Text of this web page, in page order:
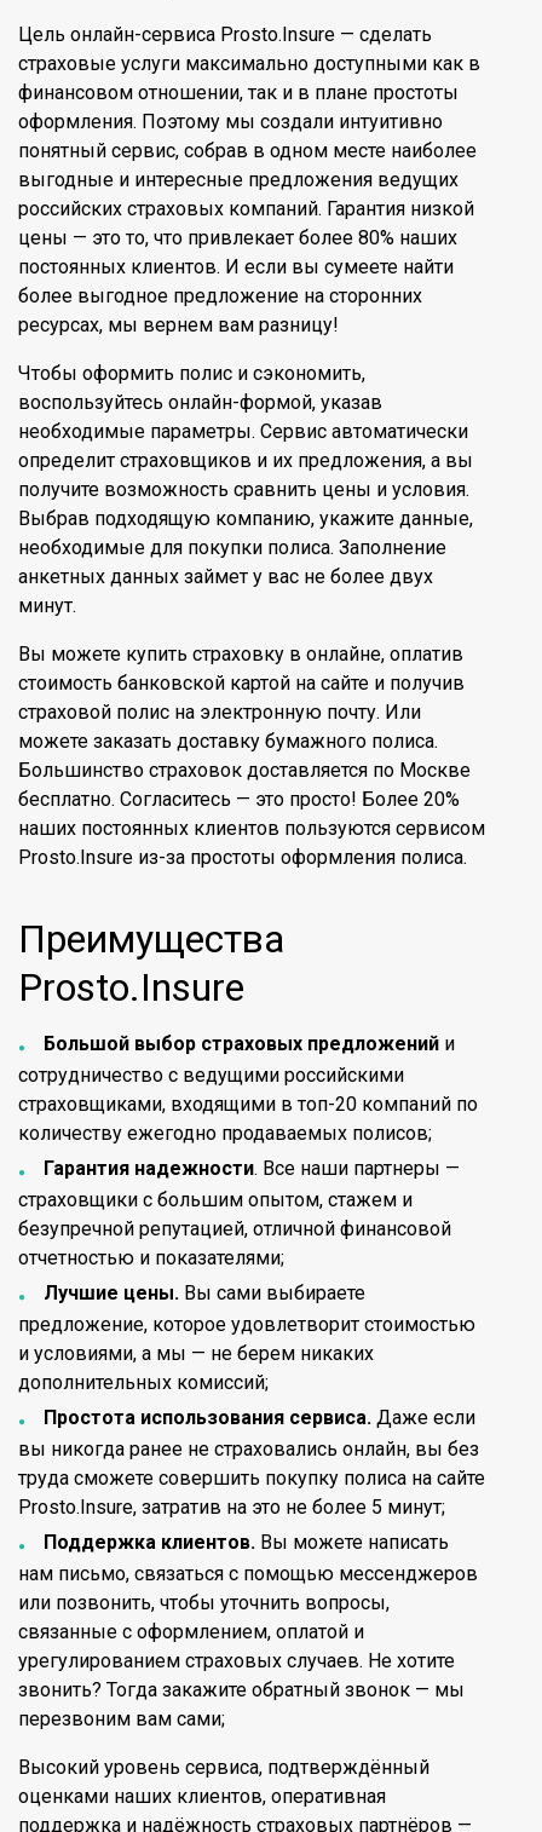
Цель онлайн-сервиса Prosto.Insure — сделать
страховые услуги максимально доступными как в
финансовом отношении, так и в плане простоты
оформления. Поэтому мы создали интуитивно
понятный сервис, собрав в одном месте наиболее
выгодные и интересные предложения ведущих
российских страховых компаний. Гарантия низкой
цены — это то, что привлекает более 80% наших
постоянных клиентов. И если вы сумеете найти
более выгодное предложение на сторонних
ресурсах, мы вернем вам разницу!
Чтобы оформить полис и сэкономить,
воспользуйтесь онлайн-формой, указав
необходимые параметры. Сервис автоматически
определит страховщиков и их предложения, а вы
получите возможность сравнить цены и условия.
Выбрав подходящую компанию, укажите данные,
необходимые для покупки полиса. Заполнение
анкетных данных займет у вас не более двух
минут.
Вы можете купить страховку в онлайне, оплатив
стоимость банковской картой на сайте и получив
страховой полис на электронную почту. Или
можете заказать доставку бумажного полиса.
Большинство страховок доставляется по Москве
бесплатно. Согласитесь — это просто! Более 20%
наших постоянных клиентов пользуются сервисом
Prosto.Insure из-за простоты оформления полиса.
Преимущества
Prosto.Insure
Большой выбор страховых предложений и
сотрудничество с ведущими российскими
страховщиками, входящими в топ-20 компаний по
количеству ежегодно продаваемых полисов;
Гарантия надежности. Все наши партнеры —
страховщики с большим опытом, стажем и
безупречной репутацией, отличной финансовой
отчетностью и показателями;
Лучшие цены. Вы сами выбираете
предложение, которое удовлетворит стоимостью
и условиями, а мы — не берем никаких
дополнительных комиссий;
Простота использования сервиса. Даже если
вы никогда ранее не страховались онлайн, вы без
труда сможете совершить покупку полиса на сайте
Prosto.Insure, затратив на это не более 5 минут;
Поддержка клиентов. Вы можете написать
нам письмо, связаться с помощью мессенджеров
или позвонить, чтобы уточнить вопросы,
связанные с оформлением, оплатой и
урегулированием страховых случаев. Не хотите
звонить? Тогда закажите обратный звонок — мы
перезвоним вам сами;
Высокий уровень сервиса, подтверждённый
оценками наших клиентов, оперативная
поддержка и надёжность страховых партнёров —